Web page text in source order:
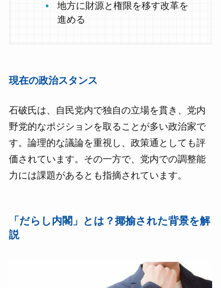
地方に財源と権限を移す改革を
進める
現在の政治スタンス
石破氏は、自民党内で独自の立場を貫き、党内
野党的なポジションを取ることが多い政治家で
す。論理的な議論を重視し、政策通としても評
価されています。その一方で、党内での調整能
力には課題があるとも指摘されています。
「だらし内閣」とは？揶揄された背景を解
説